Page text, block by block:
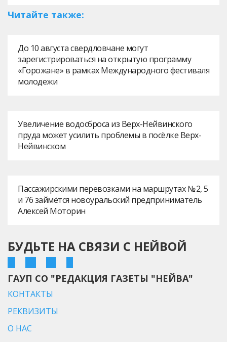
Читайте также:
До 10 августа свердловчане могут
зарегистрироваться на открытую программу
«Горожане» в рамках Международного фестиваля
молодежи
Увеличение водосброса из Верх-Нейвинского
пруда может усилить проблемы в посёлке Верх-
Нейвинском
Пассажирскими перевозками на маршрутах № 2, 5
и 76 займётся новоуральский предприниматель
Алексей Моторин
БУДЬТЕ НА СВЯЗИ С НЕЙВОЙ
ГАУП СО "РЕДАКЦИЯ ГАЗЕТЫ "НЕЙВА"
КОНТАКТЫ
РЕКВИЗИТЫ
О НАС